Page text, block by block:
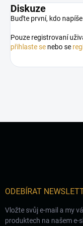
Diskuze
Buďte první, kdo
Pouze registrovaní
přihlaste se nebo se
ODEBÍRAT
Vložte svůj e-mail a my
produktech na našem e-